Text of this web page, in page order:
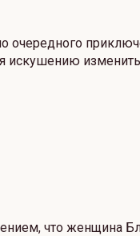
очередного
искушению изменить
что женщина